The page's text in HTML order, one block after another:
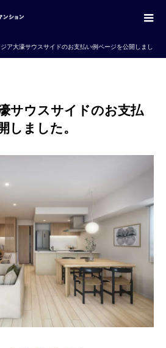
ア大濠サウスサイドのお支払い例ページを公開しまし
サウスサイドのお支払
しました。